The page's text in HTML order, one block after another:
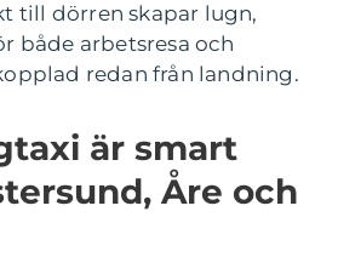
till dörren skapar lugn,
både arbetsresa och
redan från landning.
är smart
Åre och